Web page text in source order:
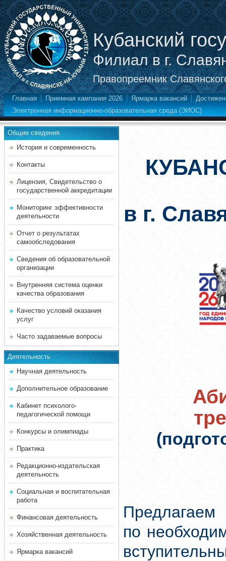
Кубанский
Филиал в г.
Правопреемник
Главная Приемная кампания 2026 Ярмарка вакансий
Электронная информационно-образовательная среда (ЭИОС)
Общие сведения
История и современность
Контакты
Лицензия, Свидетельство о
государственной аккредитации
Мониторинг эффективности
деятельности
Отчет о результатах
самообследования
Сведения об образовательной
организации
Внутренняя система оценки
качества образования
Качество условий оказания
услуг
Часто задаваемые вопросы
Деятельность
Научная деятельность
Дополнительное образование
Кабинет психолого-
педагогической помощи
Конкурсы и олимпиады
Практика
Редакционно-издательская
деятельность
Социальная и воспитательная
работа
Финансовая деятельность
Хозяйственная деятельность
Ярмарка вакансий
в г.
Предлагаем
по